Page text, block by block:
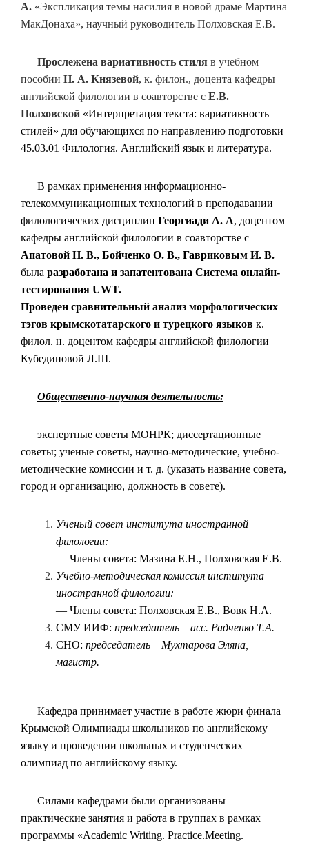
А. «Экспликация темы насилия в новой драме Мартина
МакДонаха», научный руководитель Полховская Е.В.
Прослежена вариативность стиля в учебном
пособии Н. А. Князевой, к. филон., доцента кафедры
английской филологии в соавторстве с Е.В.
Полховской «Интерпретация текста: вариативность
стилей» для обучающихся по направлению подготовки
45.03.01 Филология. Английский язык и литература.
В рамках применения информационно-
телекоммуникационных технологий в преподавании
филологических дисциплин Георгиади А. А, доцентом
кафедры английской филологии в соавторстве с
Апатовой Н. В., Бойченко О. В., Гавриковым И. В.
была разработана и запатентована Система онлайн-
тестирования UWT.
Проведен сравнительный анализ морфологических
тэгов крымскотатарского и турецкого языков к.
филол. н. доцентом кафедры английской филологии
Кубединовой Л.Ш.
Общественно-научная деятельность:
экспертные советы МОНРК; диссертационные
советы; ученые советы, научно-методические, учебно-
методические комиссии и т. д. (указать название совета,
город и организацию, должность в совете).
Ученый совет института иностранной
филологии:
— Члены совета: Мазина Е.Н., Полховская Е.В.
Учебно-методическая комиссия института
иностранной филологии:
— Члены совета: Полховская Е.В., Вовк Н.А.
СМУ ИИФ: председатель – асс. Радченко Т.А.
СНО: председатель – Мухтарова Эляна,
магистр.
Кафедра принимает участие в работе жюри финала
Крымской Олимпиады школьников по английскому
языку и проведении школьных и студенческих
олимпиад по английскому языку.
Силами кафедрами были организованы
практические занятия и работа в группах в рамках
программы «Academic Writing. Practice.Meeting.